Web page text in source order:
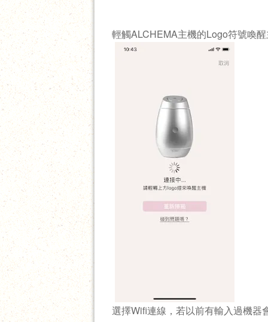
輕觸ALCHEMA主機的Logo符號喚
選擇Wifi連線，若以前有輸入過機器